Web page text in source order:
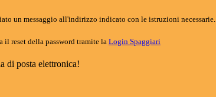
un messaggio all'indirizzo indicato con le istruzioni necessarie.
il reset della password tramite la Login Spaggiari
di posta elettronica!